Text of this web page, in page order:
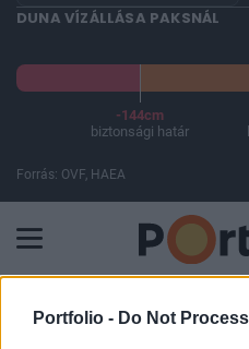
Portfolio - Do Not
DUNA VÍZÁLLÁSA PAKSNÁL
-144cm
biztonsági határ
Forrás: OVF, HAEA
ELŐFIZETŐI TARTALOM